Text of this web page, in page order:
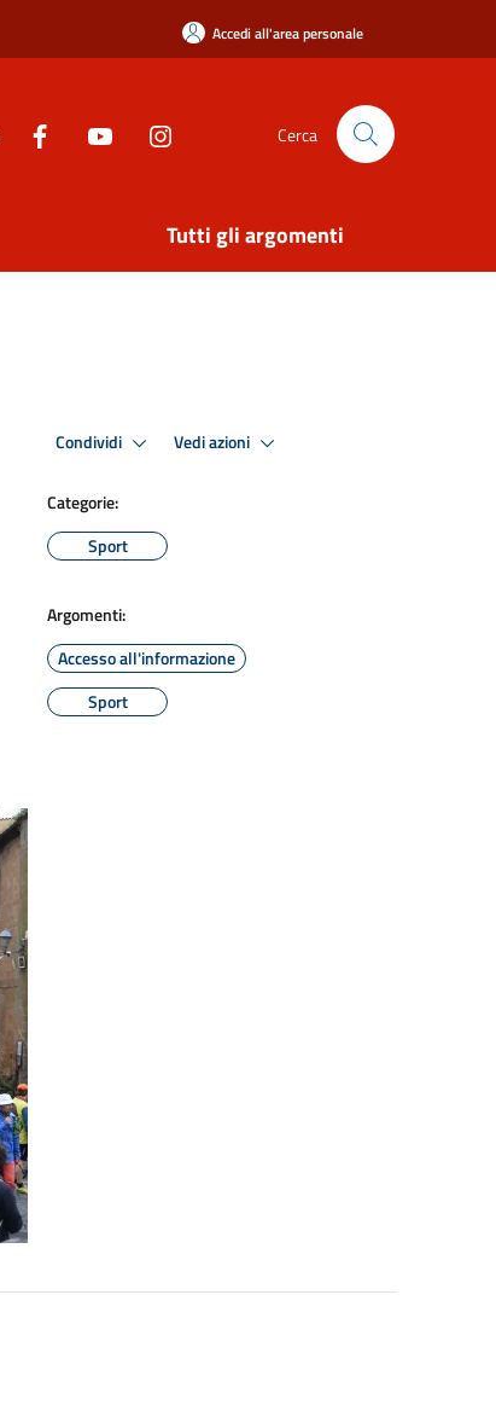
Accedi all'area personale
Cerca
Tutti gli argomenti
Condividi Vedi azioni
Categorie:
Sport
Argomenti:
Accesso all'informazione
Sport